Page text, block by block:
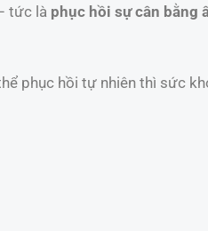
tức là phục hồi sự cân bằng
phục hồi tự nhiên thì sức